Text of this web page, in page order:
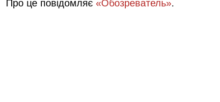
Про це повідомляє «Обозреватель».